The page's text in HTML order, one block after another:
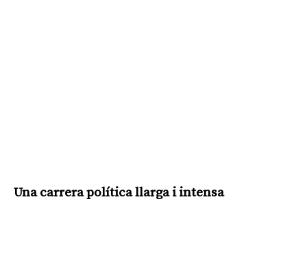
Una carrera política llarga i intensa